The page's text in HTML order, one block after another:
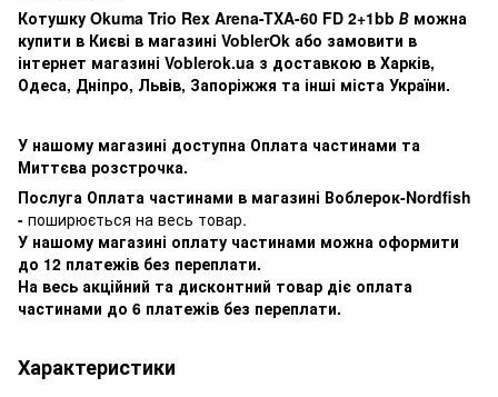
Котушку Okuma Trio Rex Arena-TXA-60 FD 2+1bb В можна
купити в Києві в магазині VoblerOk або замовити в
інтернет магазині Voblerok.ua з доставкою в Харків,
Одеса, Дніпро, Львів, Запоріжжя та інші міста України.
У нашому магазині доступна Оплата частинами та
Миттєва розстрочка.
Послуга Оплата частинами в магазині Воблерок-Nordfish
- поширюється на весь товар.
У нашому магазині оплату частинами можна оформити
до 12 платежів без переплати.
На весь акційний та дисконтний товар діє оплата
частинами до 6 платежів без переплати.
Характеристики